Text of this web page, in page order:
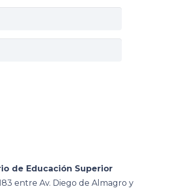
de Educación Superior
entre Av. Diego de Almagro y